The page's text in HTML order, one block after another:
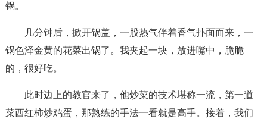
锅。
几分钟后，掀开锅盖，一股热气伴着香气扑面而来，一
锅色泽金黄的花菜出锅了。我夹起一块，放进嘴中，脆脆
的，很好吃。
此时边上的教官来了，他炒菜的技术堪称一流，第一道
菜西红柿炒鸡蛋，那熟练的手法一看就是高手。接着，我们